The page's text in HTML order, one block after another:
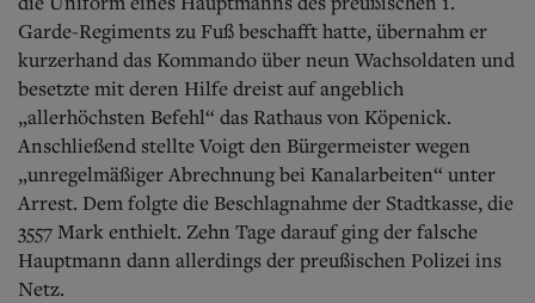
Abonnenten-Login
Abonnent werden
Abo Prämien
Archiv
Mediadaten
Kontakt
Impressum
Datenschutz
Garde-Regiments zu Fuß beschafft hatte, übernahm er
kurzerhand das Kommando über neun Wachsoldaten und
besetzte mit deren Hilfe dreist auf angeblich
„allerhöchsten Befehl“ das Rathaus von Köpenick.
Anschließend stellte Voigt den Bürgermeister wegen
„unregelmäßiger Abrechnung bei Kanalarbeiten“ unter
Arrest. Dem folgte die Beschlagnahme der Stadtkasse, die
3557 Mark enthielt. Zehn Tage darauf ging der falsche
Hauptmann dann allerdings der preußischen Polizei ins
Netz.